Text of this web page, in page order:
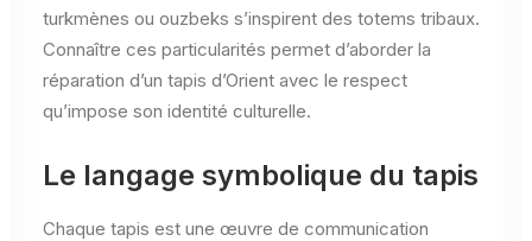
turkmènes ou ouzbeks s’inspirent des totems tribaux.
Connaître ces particularités permet d’aborder la
réparation d’un tapis d’Orient avec le respect
qu’impose son identité culturelle.
Le langage symbolique du tapis
Chaque tapis est une œuvre de communication